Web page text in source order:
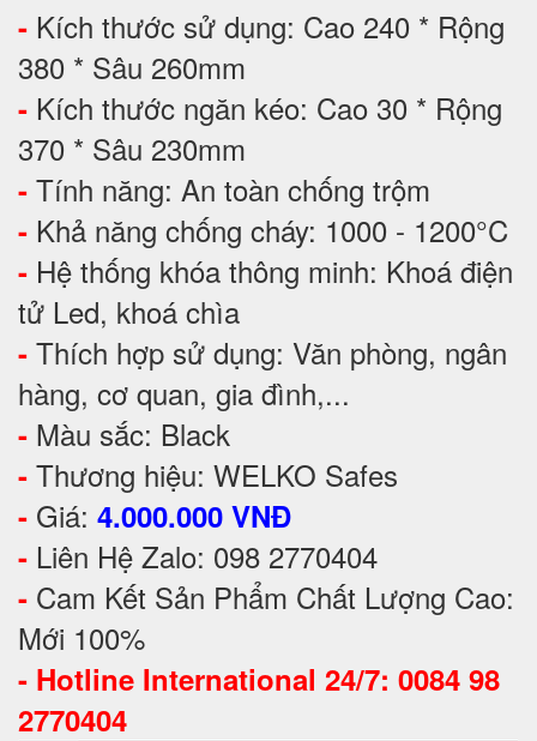
- Kích thước sử dụng: Cao 240 * Rộng
380 * Sâu 260mm
- Kích thước ngăn kéo: Cao 30 * Rộng
370 * Sâu 230mm
- Tính năng: An toàn chống trộm
- Khả năng chống cháy: 1000 - 1200°C
- Hệ thống khóa thông minh: Khoá điện
tử Led, khoá chìa
- Thích hợp sử dụng: Văn phòng, ngân
hàng, cơ quan, gia đình,...
- Màu sắc: Black
- Thương hiệu: WELKO Safes
- Giá: 4.000.000 VNĐ
- Liên Hệ Zalo: 098 2770404
- Cam Kết Sản Phẩm Chất Lượng Cao:
Mới 100%
- Hotline International 24/7: 0084 98
2770404